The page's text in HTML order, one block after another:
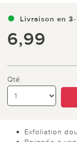
Livraison en
6,99
Qté
Exfoliation